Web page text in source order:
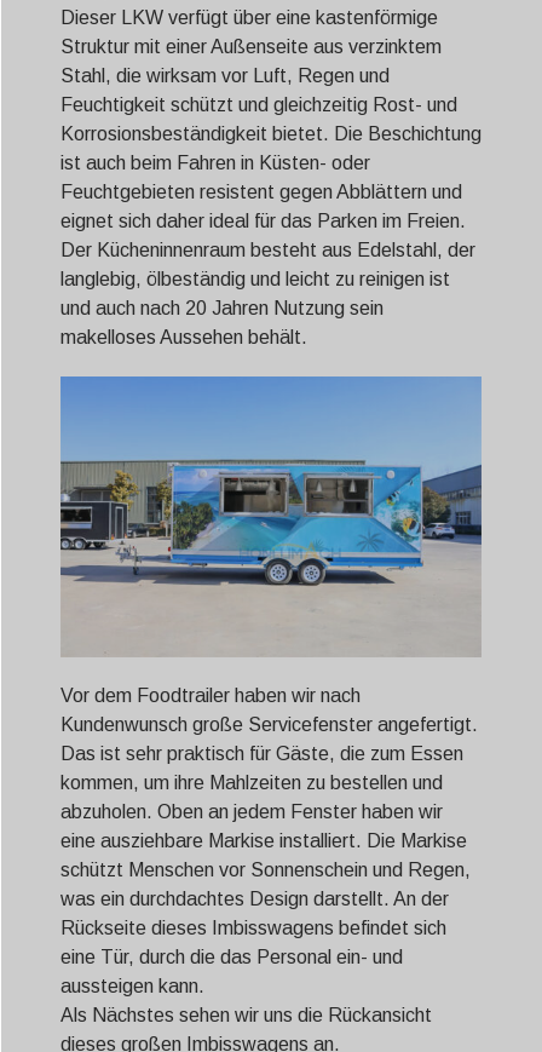
Dieser LKW verfügt über eine kastenförmige
Struktur mit einer Außenseite aus verzinktem
Stahl, die wirksam vor Luft, Regen und
Feuchtigkeit schützt und gleichzeitig Rost- und
Korrosionsbeständigkeit bietet. Die Beschichtung
ist auch beim Fahren in Küsten- oder
Feuchtgebieten resistent gegen Abblättern und
eignet sich daher ideal für das Parken im Freien.
Der Kücheninnenraum besteht aus Edelstahl, der
langlebig, ölbeständig und leicht zu reinigen ist
und auch nach 20 Jahren Nutzung sein
makelloses Aussehen behält.
Vor dem Foodtrailer haben wir nach
Kundenwunsch große Servicefenster angefertigt.
Das ist sehr praktisch für Gäste, die zum Essen
kommen, um ihre Mahlzeiten zu bestellen und
abzuholen. Oben an jedem Fenster haben wir
eine ausziehbare Markise installiert. Die Markise
schützt Menschen vor Sonnenschein und Regen,
was ein durchdachtes Design darstellt. An der
Rückseite dieses Imbisswagens befindet sich
eine Tür, durch die das Personal ein- und
aussteigen kann.
Als Nächstes sehen wir uns die Rückansicht
dieses großen Imbisswagens an.